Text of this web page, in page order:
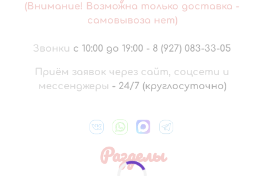
(Внимание! Возможна только доставка -
самовывоза нет)
Звонки с 10:00 до 19:00 - 8 (927) 083-33-05
Приём заявок через сайт, соцсети и
мессенджеры - 24/7 (круглосуточно)
Разделы